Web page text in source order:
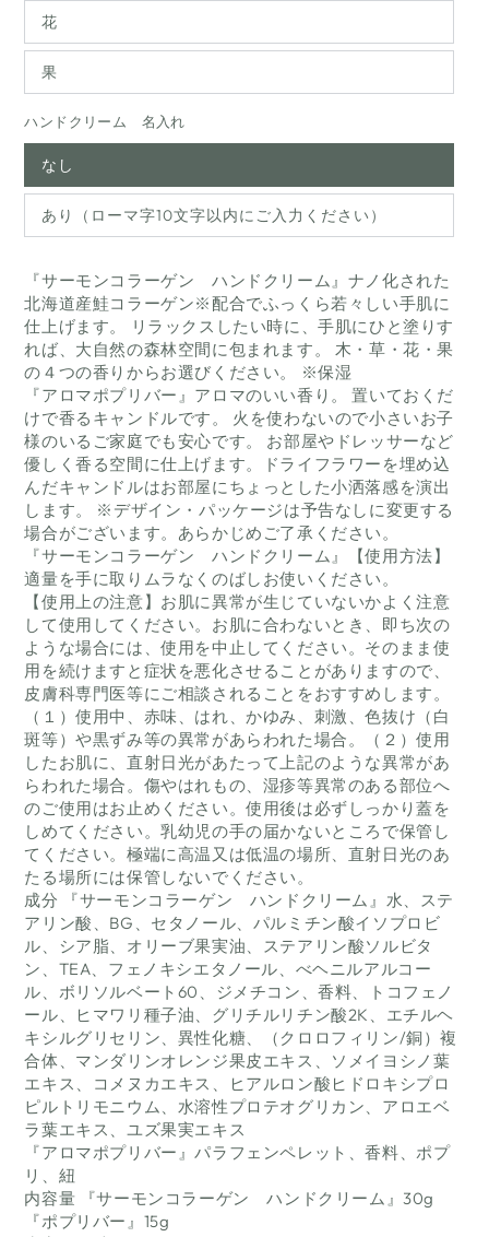
花
果
ハンドクリーム 名入れ
なし
あり（ローマ字10文字以内にご入力ください）
『サーモンコラーゲン ハンドクリーム』ナノ化された
北海道産鮭コラーゲン※配合でふっくら若々しい手肌に
仕上げます。 リラックスしたい時に、手肌にひと塗りす
れば、大自然の森林空間に包まれます。 木・草・花・果
の４つの香りからお選びください。 ※保湿
『アロマポプリバー』アロマのいい香り。 置いておくだ
けで香るキャンドルです。 火を使わないので小さいお子
様のいるご家庭でも安心です。 お部屋やドレッサーなど
優しく香る空間に仕上げます。ドライフラワーを埋め込
んだキャンドルはお部屋にちょっとした小洒落感を演出
します。 ※デザイン・パッケージは予告なしに変更する
場合がございます。あらかじめご了承ください。
『サーモンコラーゲン ハンドクリーム』【使用方法】
適量を手に取りムラなくのばしお使いください。
【使用上の注意】お肌に異常が生じていないかよく注意
して使用してください。お肌に合わないとき、即ち次の
ような場合には、使用を中止してください。そのまま使
用を続けますと症状を悪化させることがありますので、
皮膚科専門医等にご相談されることをおすすめします。
（１）使用中、赤味、はれ、かゆみ、刺激、色抜け（白
斑等）や黒ずみ等の異常があらわれた場合。（２）使用
したお肌に、直射日光があたって上記のような異常があ
らわれた場合。傷やはれもの、湿疹等異常のある部位へ
のご使用はお止めください。使用後は必ずしっかり蓋を
しめてください。乳幼児の手の届かないところで保管し
てください。極端に高温又は低温の場所、直射日光のあ
たる場所には保管しないでください。
成分 『サーモンコラーゲン ハンドクリーム』水、ステ
アリン酸、BG、セタノール、パルミチン酸イソプロビ
ル、シア脂、オリーブ果実油、ステアリン酸ソルビタ
ン、TEA、フェノキシエタノール、べヘニルアルコー
ル、ボリソルベート60、ジメチコン、香料、トコフェノ
ール、ヒマワリ種子油、グリチルリチン酸2K、エチルヘ
キシルグリセリン、異性化糖、（クロロフィリン/銅）複
合体、マンダリンオレンジ果皮エキス、ソメイヨシノ葉
エキス、コメヌカエキス、ヒアルロン酸ヒドロキシプロ
ピルトリモニウム、水溶性プロテオグリカン、アロエベ
ラ葉エキス、ユズ果実エキス
『アロマポプリバー』パラフェンペレット、香料、ポプ
リ、紐
内容量 『サーモンコラーゲン ハンドクリーム』30g
『ポプリバー』15g